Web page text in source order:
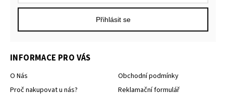
INFORMACE PRO VÁS
O Nás
Proč nakupovat u nás?
Obchodní podmínky
Reklamační formulář
Přihlásit se